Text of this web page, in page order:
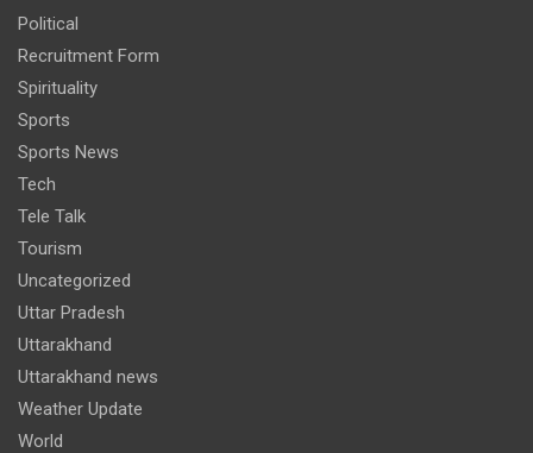
Political
Recruitment Form
Spirituality
Sports
Sports News
Tech
Tele Talk
Tourism
Uncategorized
Uttar Pradesh
Uttarakhand
Uttarakhand news
Weather Update
World